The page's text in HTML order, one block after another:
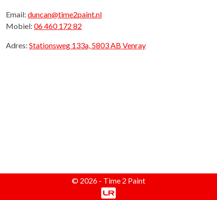
Email: duncan@time2paint.nl
Mobiel: 06 460 172 82
Adres: Stationsweg 133a, 5803 AB Venray
© 2026 - Time 2 Paint